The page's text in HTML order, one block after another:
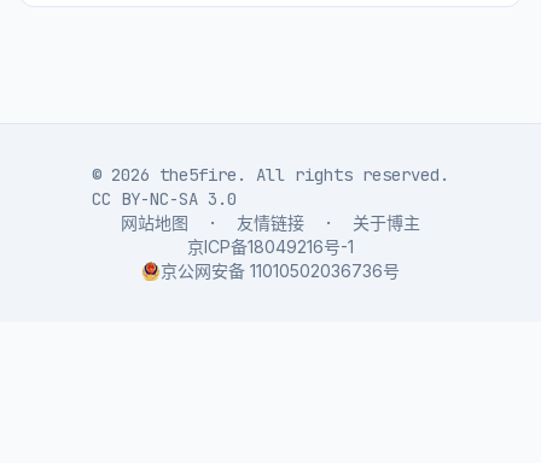
© 2026 the5fire. All rights reserved.
CC BY-NC-SA 3.0
网站地图 · 友情链接 · 关于博主
京ICP备18049216号-1
京公网安备 11010502036736号